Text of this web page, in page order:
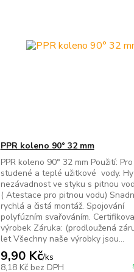
PPR koleno 90° 32 mm
PPR koleno 90° 32 mm Použití:
studené a teplé užitkové vody.
nezávadnost ve styku s pitnou
( Atestace pro pitnou vodu)
rychlá a čistá montáž. Spojování
polyfúzním svařováním.
výrobek Záruka: (prodloužená
let Všechny naše výrobky jsou...
9,90 Kč/ks
8,18 Kč bez DPH